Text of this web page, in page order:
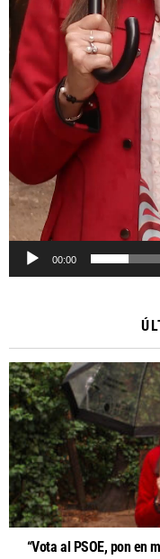
00:00
“Vota al PSOE, pon en